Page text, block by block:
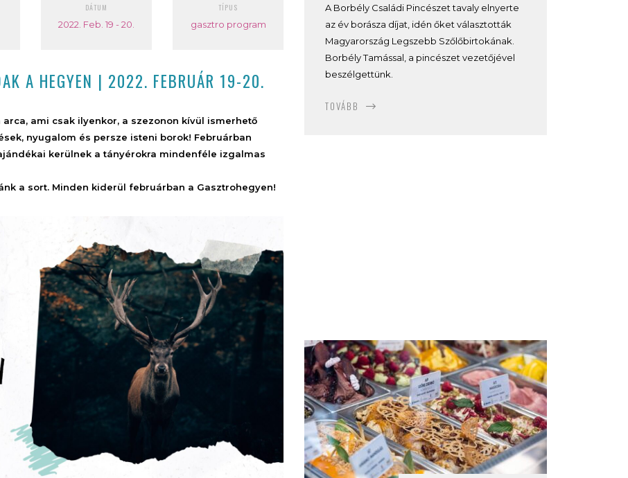
DÁTUM
2022. Feb. 19 - 20.
TÍPUS
gasztro program
A HEGYEN | 2022. FEBRUÁR 19-20.
ami csak ilyenkor, a szezonon kívül ismerhető
nyugalom és persze isteni borok! Februárban
kerülnek a tányérokra mindenféle izgalmas
a sort. Minden kiderül februárban a Gasztrohegyen!
A Borbély Családi Pincészet tavaly elnyerte
az év borásza díjat, idén őket választották
Magyarország Legszebb Szőlőbirtokának.
Borbély Tamással, a pincészet vezetőjével
beszélgettünk.
TOVÁBB